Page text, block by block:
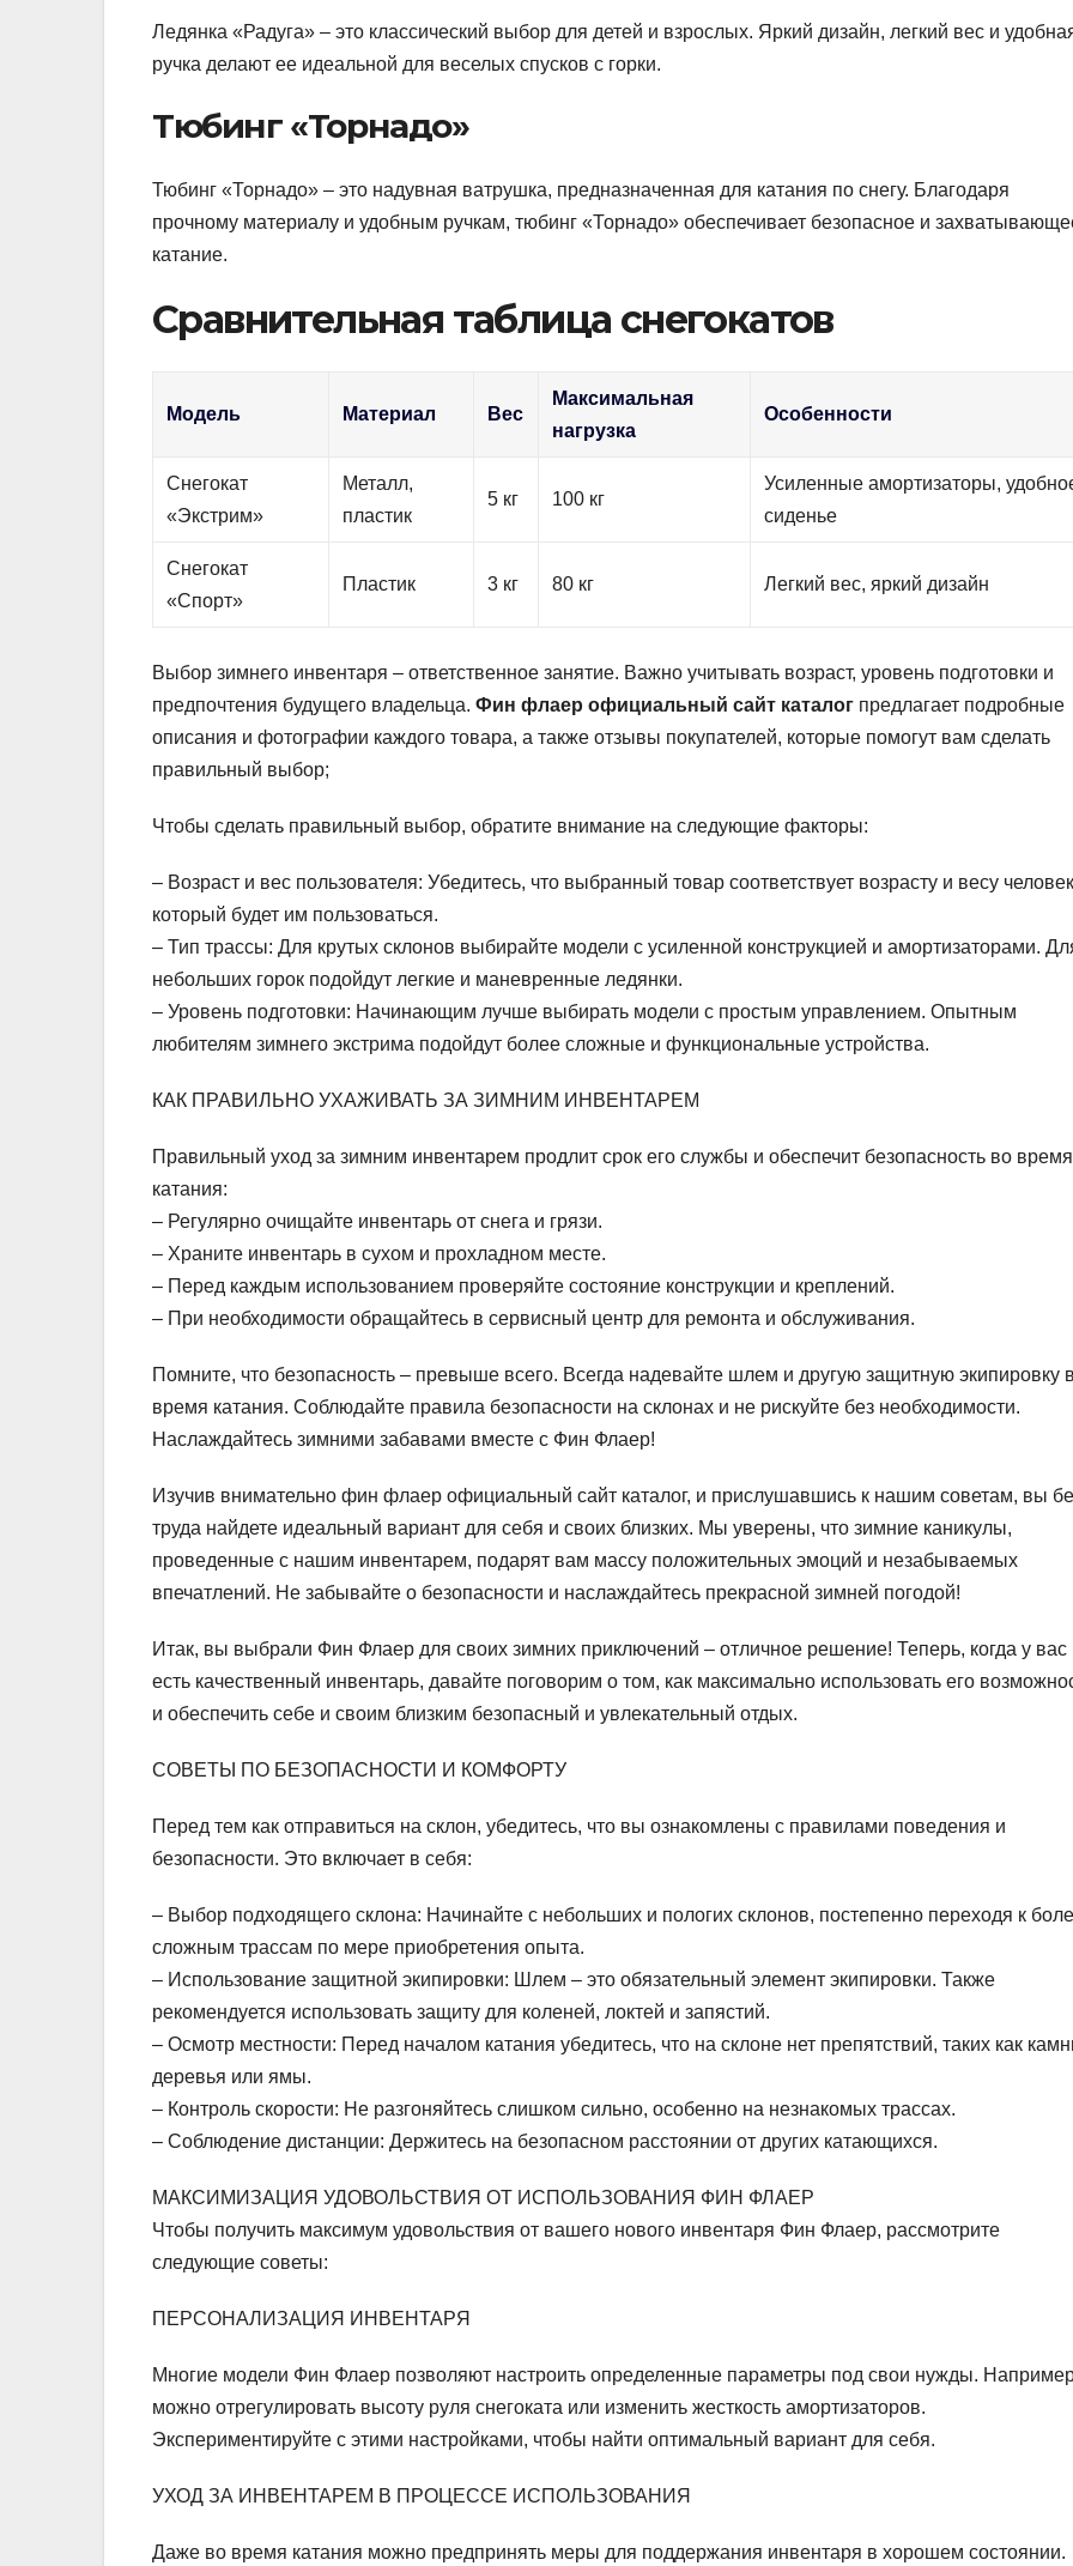
Ледянка «Радуга» – это классический выбор для детей и взрослых. Яркий дизайн, легкий вес и
ручка делают ее идеальной для веселых спусков с горки.
Тюбинг «Торнадо»
Тюбинг «Торнадо» – это надувная ватрушка, предназначенная для катания по снегу. Благодаря
прочному материалу и удобным ручкам, тюбинг «Торнадо» обеспечивает безопасное и
катание.
Сравнительная таблица снегокатов
Модель Материал Вес
Максимальная
нагрузка
Особенности
Снегокат
«Экстрим»
Металл,
пластик
5 кг 100 кг
Усиленные амортизаторы,
сиденье
Снегокат
«Спорт»
Пластик 3 кг 80 кг Легкий вес, яркий дизайн
Выбор зимнего инвентаря – ответственное занятие. Важно учитывать возраст, уровень подготовки и
предпочтения будущего владельца. Фин флаер официальный сайт каталог предлагает подробные
описания и фотографии каждого товара, а также отзывы покупателей, которые помогут вам сделать
правильный выбор;
Чтобы сделать правильный выбор, обратите внимание на следующие факторы:
– Возраст и вес пользователя: Убедитесь, что выбранный товар соответствует возрасту и весу
который будет им пользоваться.
– Тип трассы: Для крутых склонов выбирайте модели с усиленной конструкцией и амортизаторами.
небольших горок подойдут легкие и маневренные ледянки.
– Уровень подготовки: Начинающим лучше выбирать модели с простым управлением. Опытным
любителям зимнего экстрима подойдут более сложные и функциональные устройства.
КАК ПРАВИЛЬНО УХАЖИВАТЬ ЗА ЗИМНИМ ИНВЕНТАРЕМ
Правильный уход за зимним инвентарем продлит срок его службы и обеспечит безопасность во время
катания:
– Регулярно очищайте инвентарь от снега и грязи.
– Храните инвентарь в сухом и прохладном месте.
– Перед каждым использованием проверяйте состояние конструкции и креплений.
– При необходимости обращайтесь в сервисный центр для ремонта и обслуживания.
Помните, что безопасность – превыше всего. Всегда надевайте шлем и другую защитную экипировку
время катания. Соблюдайте правила безопасности на склонах и не рискуйте без необходимости.
Наслаждайтесь зимними забавами вместе с Фин Флаер!
Изучив внимательно фин флаер официальный сайт каталог, и прислушавшись к нашим советам, вы
труда найдете идеальный вариант для себя и своих близких. Мы уверены, что зимние каникулы,
проведенные с нашим инвентарем, подарят вам массу положительных эмоций и незабываемых
впечатлений. Не забывайте о безопасности и наслаждайтесь прекрасной зимней погодой!
Итак, вы выбрали Фин Флаер для своих зимних приключений – отличное решение! Теперь, когда у вас
есть качественный инвентарь, давайте поговорим о том, как максимально использовать его
и обеспечить себе и своим близким безопасный и увлекательный отдых.
СОВЕТЫ ПО БЕЗОПАСНОСТИ И КОМФОРТУ
Перед тем как отправиться на склон, убедитесь, что вы ознакомлены с правилами поведения и
безопасности. Это включает в себя:
– Выбор подходящего склона: Начинайте с небольших и пологих склонов, постепенно переходя к
сложным трассам по мере приобретения опыта.
– Использование защитной экипировки: Шлем – это обязательный элемент экипировки. Также
рекомендуется использовать защиту для коленей, локтей и запястий.
– Осмотр местности: Перед началом катания убедитесь, что на склоне нет препятствий, таких как
деревья или ямы.
– Контроль скорости: Не разгоняйтесь слишком сильно, особенно на незнакомых трассах.
– Соблюдение дистанции: Держитесь на безопасном расстоянии от других катающихся.
МАКСИМИЗАЦИЯ УДОВОЛЬСТВИЯ ОТ ИСПОЛЬЗОВАНИЯ ФИН ФЛАЕР
Чтобы получить максимум удовольствия от вашего нового инвентаря Фин Флаер, рассмотрите
следующие советы:
ПЕРСОНАЛИЗАЦИЯ ИНВЕНТАРЯ
Многие модели Фин Флаер позволяют настроить определенные параметры под свои нужды.
можно отрегулировать высоту руля снегоката или изменить жесткость амортизаторов.
Экспериментируйте с этими настройками, чтобы найти оптимальный вариант для себя.
УХОД ЗА ИНВЕНТАРЕМ В ПРОЦЕССЕ ИСПОЛЬЗОВАНИЯ
Даже во время катания можно предпринять меры для поддержания инвентаря в хорошем состоянии.